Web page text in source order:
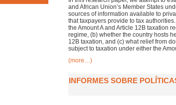
and African Union’s Member States
sources of information available to
that taxpayers provide to tax
the Amount A and Article 12B taxation
regime, (b) whether the country hosts
12B taxation, and (c) what relief from
subject to taxation under either the
(more…)
INFORMES SOBRE